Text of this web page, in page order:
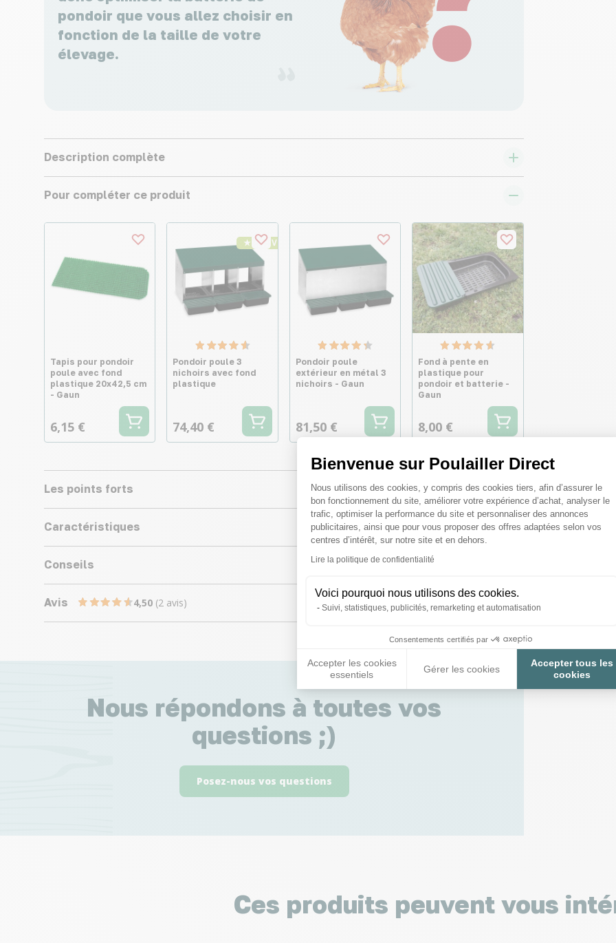
Bienvenue sur Poulailler Direct
Plateforme de Gestion du
Nous utilisons des cookies, y compris des cookies tiers, afin d’assurer le
bon fonctionnement du site, améliorer votre expérience d’achat, analyser le
trafic, optimiser la performance du site et personnaliser des annonces
publicitaires, ainsi que pour vous proposer des offres adaptées selon vos
centres d’intérêt, sur notre site et en dehors.
Lire la politique de confidentialité
Voici pourquoi nous utilisons des cookies.
Suivi, statistiques, publicités, remarketing et automatisation
Consentements certifiés par
Accepter les cookies
essentiels
Gérer les cookies
Accepter tous les
cookies
Axeptio consent
pondoir que vous allez choisir en
fonction de la taille de votre
élevage.
Description complète
Pour compléter ce produit
Tapis pour pondoir
poule avec fond
plastique 20x42,5 cm
- Gaun
6,15 €
★ Top Vente
Pondoir poule 3
nichoirs avec fond
plastique
74,40 €
Pondoir poule
extérieur en métal 3
nichoirs - Gaun
81,50 €
Fond à pente en
plastique pour
pondoir et batterie -
Gaun
8,00 €
Les points forts
Caractéristiques
Conseils
Avis 4,50 (2 avis)
Nous répondons à toutes vos
questions ;)
Posez-nous vos questions
Ces produits peuvent vous